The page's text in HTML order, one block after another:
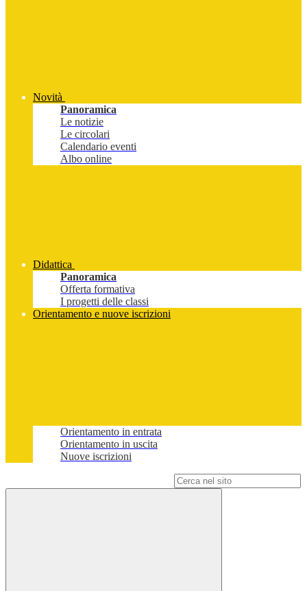
Novità
Panoramica
Le notizie
Le circolari
Calendario eventi
Albo online
Didattica
Panoramica
Offerta formativa
I progetti delle classi
Orientamento e nuove iscrizioni
Orientamento in entrata
Orientamento in uscita
Nuove iscrizioni